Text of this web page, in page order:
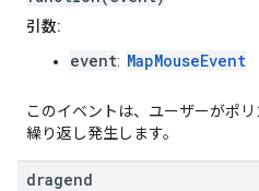
引数:
event: MapMouseEvent
このイベントは、ユーザーがポ
繰り返し発生します。
dragend